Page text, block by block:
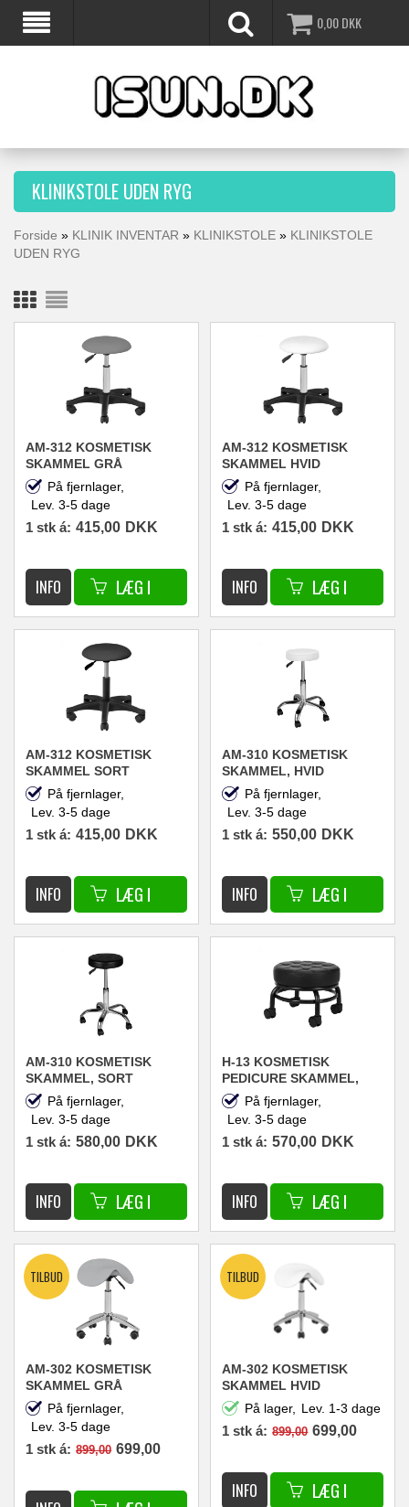
0,00DKK
KLINIKSTOLE UDEN RYG
Forside » KLINIK INVENTAR » KLINIKSTOLE » KLINIKSTOLE
UDEN RYG
AM-312 KOSMETISK
SKAMMEL GRÅ
På fjernlager,
Lev. 3-5 dage
1 stk á: 415,00 DKK
AM-312 KOSMETISK
SKAMMEL HVID
På fjernlager,
Lev. 3-5 dage
1 stk á: 415,00 DKK
AM-312 KOSMETISK
SKAMMEL SORT
På fjernlager,
Lev. 3-5 dage
1 stk á: 415,00 DKK
AM-310 KOSMETISK
SKAMMEL, HVID
På fjernlager,
Lev. 3-5 dage
1 stk á: 550,00 DKK
AM-310 KOSMETISK
SKAMMEL, SORT
På fjernlager,
Lev. 3-5 dage
1 stk á: 580,00 DKK
H-13 KOSMETISK
PEDICURE SKAMMEL,
SORTPå fjernlager,
Lev. 3-5 dage
1 stk á: 570,00 DKK
AM-302 KOSMETISK
SKAMMEL GRÅ
På fjernlager,
Lev. 3-5 dage
1 stk á: 899,00 699,00
AM-302 KOSMETISK
SKAMMEL HVID
På lager,
Lev. 1-3 dage
1 stk á: 899,00 699,00